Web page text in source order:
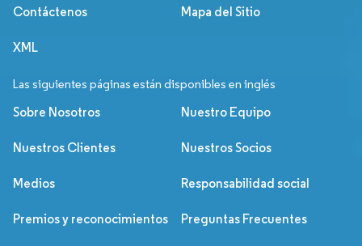
Contáctenos Mapa del Sitio
XML
Las siguientes páginas están disponibles en inglés
Sobre Nosotros Nuestro Equipo
Nuestros Clientes Nuestros Socios
Medios Responsabilidad social
Premios y reconocimientos Preguntas Frecuentes